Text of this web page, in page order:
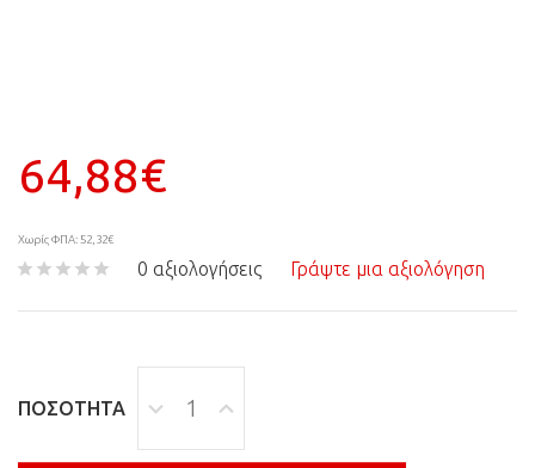
64,88€
Χωρίς ΦΠΑ: 52,32€
0 αξιολογήσεις Γράψτε μια αξιολόγηση
ΠΟΣΌΤΗΤΑ